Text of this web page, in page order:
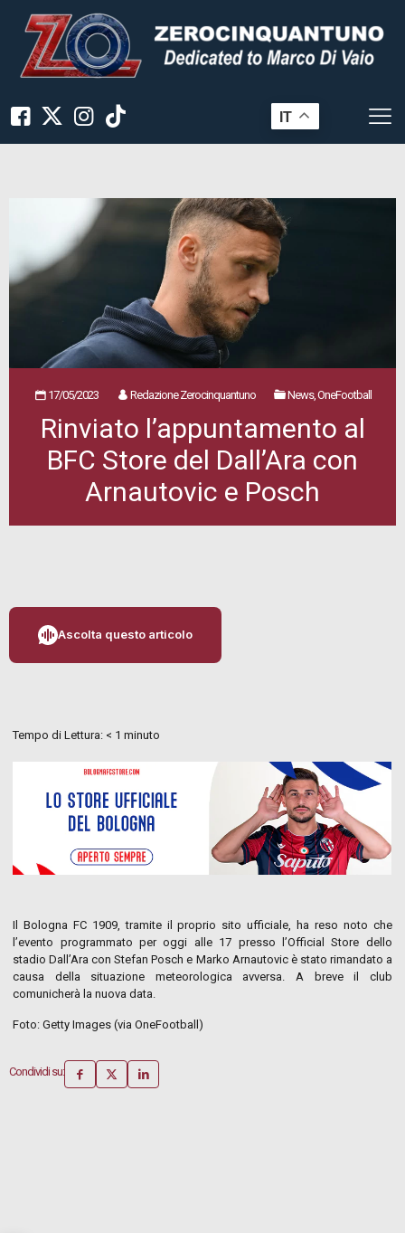
IT
17/05/2023 Redazione Zerocinquantuno News, OneFootball
Rinviato l’appuntamento al
BFC Store del Dall’Ara con
Arnautovic e Posch
Ascolta questo articolo
Tempo di Lettura: < 1 minuto
Il Bologna FC 1909, tramite il proprio sito ufficiale, ha reso noto che
l’evento programmato per oggi alle 17 presso l’Official Store dello
stadio Dall’Ara con Stefan Posch e Marko Arnautovic è stato rimandato a
causa della situazione meteorologica avversa. A breve il club
comunicherà la nuova data.
Foto: Getty Images (via OneFootball)
Condividi su: